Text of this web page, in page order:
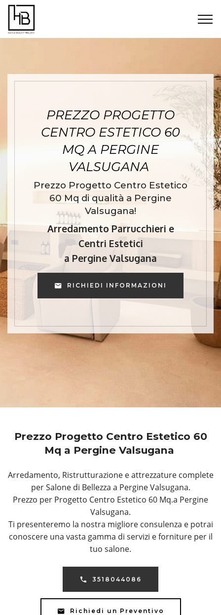
PREZZO PROGETTO
CENTRO ESTETICO 60
MQ A PERGINE
VALSUGANA
Prezzo Progetto Centro Estetico
60 Mq di qualità a Pergine
Valsugana!
Arredamento Parrucchieri e
Centri Estetici
a Pergine Valsugana
RICHIEDI INFORMAZIONI
Prezzo Progetto Centro Estetico 60
Mq a Pergine Valsugana
Arredamento, Ristrutturazione e attrezzature complete
per Salone di Bellezza a Pergine Valsugana.
Prezzo per Progetto Centro Estetico 60 Mq.a Pergine
Valsugana.
Ti presenteremo la nostra migliore consulenza e potrai
conoscere una vasta gamma di servizi e forniture per il
tuo salone.
3518044086
Richiedi un Preventivo